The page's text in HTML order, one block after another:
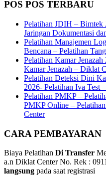
POS POS TERBARU
Pelatihan JDIH –
Jaringan Dokumentasi
Pelatihan Manajemen
Bencana – Pelatihan
Pelatihan Kamar
Kamar Jenazah – Diklat
Pelatihan Deteksi Dini
2026- Pelatihan Iva Test
Pelatihan PMKP –
PMKP Online –
Center
CARA PEMBAYARAN
Biaya Pelatihan Di Transfer
a.n Diklat Center No. Rek :
langsung pada saat registrasi